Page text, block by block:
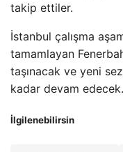
takip ettiler.
İstanbul çalışma
tamamlayan
taşınacak ve yeni
kadar devam edecek.
İlgilenebilirsin